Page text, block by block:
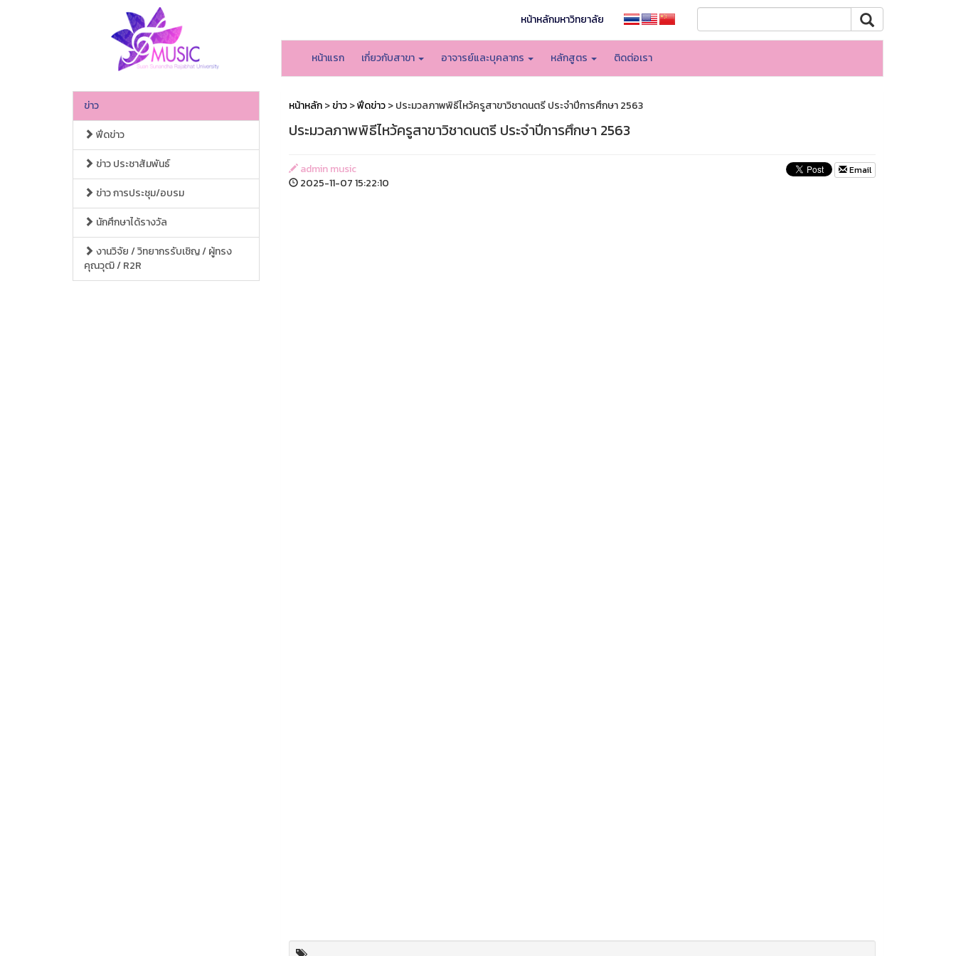
หน้าหลักมหาวิทยาลัย
หน้าแรก เกี่ยวกับสาขา อาจารย์และบุคลากร หลักสูตร ติดต่อเรา
ข่าว
ฟีดข่าว
ข่าว ประชาสัมพันธ์
ข่าว การประชุม/อบรม
นักศึกษาได้รางวัล
งานวิจัย / วิทยากรรับเชิญ / ผู้ทรง
คุณวุฒิ / R2R
หน้าหลัก>ข่าว>ฟีดข่าว> ประมวลภาพพิธีไหว้ครูสาขาวิชาดนตรี ประจำปีการศึกษา 2563
ประมวลภาพพิธีไหว้ครูสาขาวิชาดนตรี ประจำปีการศึกษา 2563
admin music
2025-11-07 15:22:10
Email